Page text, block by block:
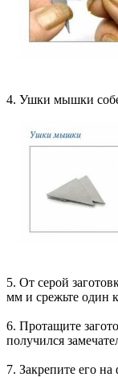
4. Ушки мышки
5. От серой
мм и срежьте один
6. Протащите
получился
7. Закрепите его